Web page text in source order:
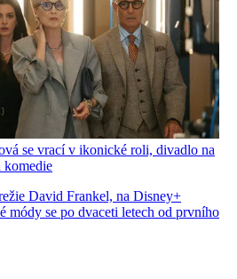
se vrací v ikonické roli, divadlo na
komedie
David Frankel, na Disney+
módy se po dvaceti letech od prvního